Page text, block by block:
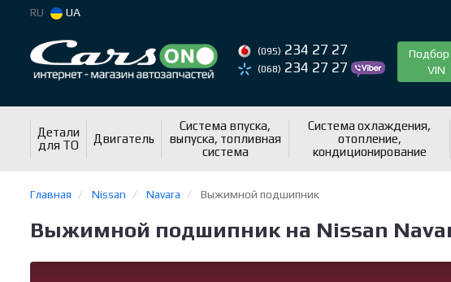
RU UA
(095) 234 27 27
(068) 234 27 27
Подбор
VIN
Детали
для ТО
Двигатель
Система впуска,
выпуска, топливная
система
Система охлаждения,
отопление,
кондиционирование
Главная Nissan Navara Выжимной подшипник
Выжимной подшипник на Nissan